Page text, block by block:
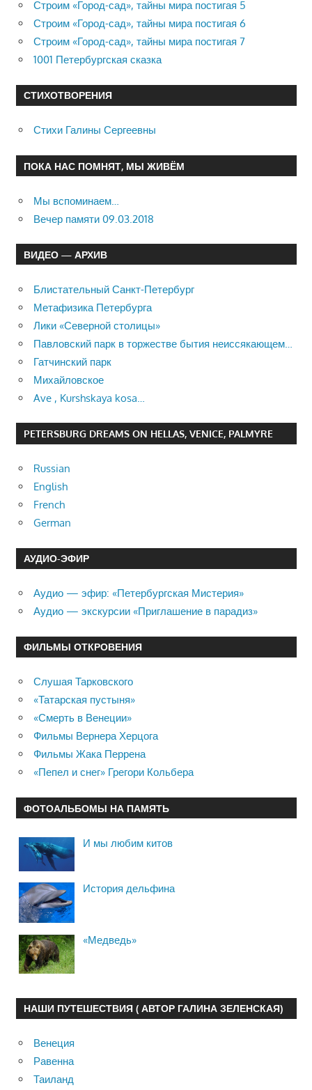
Строим «Город-сад», тайны мира постигая 5
Строим «Город-сад», тайны мира постигая 6
Строим «Город-сад», тайны мира постигая 7
1001 Петербургская сказка
СТИХОТВОРЕНИЯ
Стихи Галины Сергеевны
ПОКА НАС ПОМНЯТ, МЫ ЖИВЁМ
Мы вспоминаем…
Вечер памяти 09.03.2018
ВИДЕО — АРХИВ
Блистательный Санкт-Петербург
Метафизика Петербурга
Лики «Северной столицы»
Павловский парк в торжестве бытия неиссякающем…
Гатчинский парк
Михайловское
Ave , Kurshskaya kosa…
PETERSBURG DREAMS ON HELLAS, VENICE, PALMYRE
Russian
English
French
German
АУДИО-ЭФИР
Аудио — эфир: «Петербургская Мистерия»
Аудио — экскурсии «Приглашение в парадиз»
ФИЛЬМЫ ОТКРОВЕНИЯ
Слушая Тарковского
«Татарская пустыня»
«Смерть в Венеции»
Фильмы Вернера Херцога
Фильмы Жака Перрена
«Пепел и снег» Грегори Кольбера
ФОТОАЛЬБОМЫ НА ПАМЯТЬ
И мы любим китов
История дельфина
«Медведь»
НАШИ ПУТЕШЕСТВИЯ ( АВТОР ГАЛИНА ЗЕЛЕНСКАЯ)
Венеция
Равенна
Таиланд